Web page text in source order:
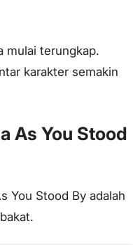
mulai terungkap.
karakter semakin
As You Stood
You Stood By adalah